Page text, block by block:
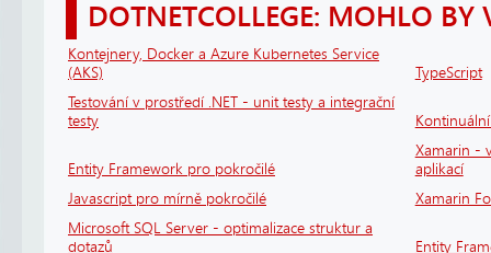
DOTNETCOLLEGE: MOHLO BY
Kontejnery, Docker a Azure Kubernetes Service
(AKS)
TypeScript
Testování v prostředí .NET - unit testy a integrační
testy
Entity Framework pro pokročilé
Xamarin -
aplikací
Javascript pro mírně pokročilé
Xamarin
Microsoft SQL Server - optimalizace struktur a
dotazů
Entity